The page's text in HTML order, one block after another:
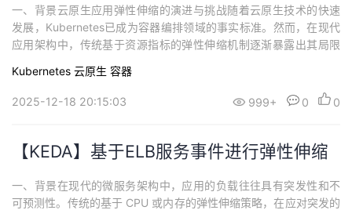
一、背景云原生应用弹性伸缩的演进与挑战随着云原生技术的快速
发展，Kubernetes已成为容器编排领域的事实标准。然而，在现代
应用架构中，传统基于资源指标的弹性伸缩机制逐渐暴露出其局限
的兴起现代应用架构正朝着微服务和事件驱动方向演进，产生了全
新的弹性伸缩需求，这些应用通常依赖于各种事件源，如消息队列
Kubernetes 云原生 容器
2025-12-18 20:15:03 999+ 0 0
【KEDA】基于ELB服务事件进行弹性伸缩
一、背景在现代的微服务架构中，应用的负载往往具有突发性和不
可预测性。传统的基于 CPU 或内存的弹性伸缩策略，在应对突发的